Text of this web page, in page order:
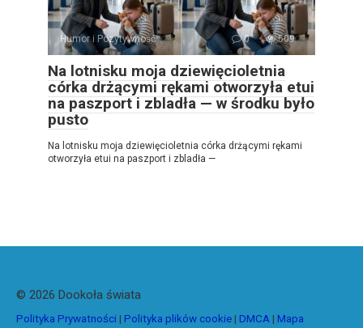
Humor i Pozytywność 0 509
Na lotnisku moja dziewięcioletnia
córka drżącymi rękami otworzyła etui
na paszport i zbladła — w środku było
pusto
Na lotnisku moja dziewięcioletnia córka drżącymi rękami
otworzyła etui na paszport i zbladła —
© 2026 Dookoła świata
Polityka Prywatności | Polityka plików cookie| DMCA| Mapa